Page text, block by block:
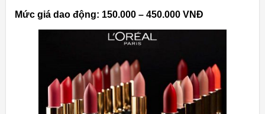
Mức giá dao động: 150.000 – 450.000 VNĐ